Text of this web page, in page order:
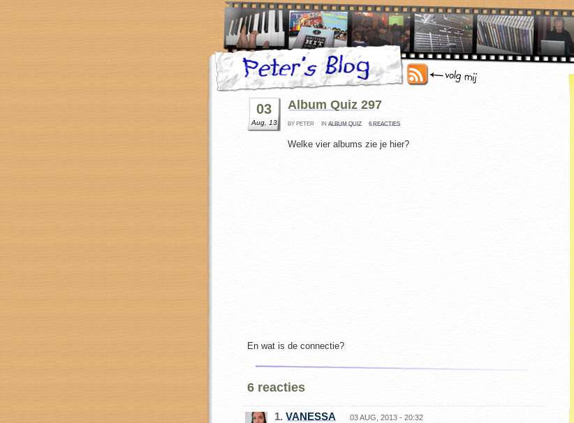
03
Aug, 13
Album Quiz 297
BY PETER IN ALBUM QUIZ 6 REACTIES
Welke vier albums zie je hier?
En wat is de connectie?
6 reacties
1. VANESSA 03 AUG, 2013 - 20:32